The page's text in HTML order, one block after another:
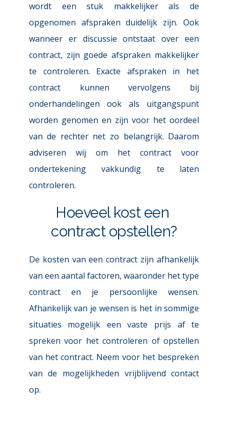
wordt een stuk makkelijker als de
opgenomen afspraken duidelijk zijn. Ook
wanneer er discussie ontstaat over een
contract, zijn goede afspraken makkelijker
te controleren. Exacte afspraken in het
contract kunnen vervolgens bij
onderhandelingen ook als uitgangspunt
worden genomen en zijn voor het oordeel
van de rechter net zo belangrijk. Daarom
adviseren wij om het contract voor
ondertekening vakkundig te laten
controleren.
Hoeveel kost een
contract opstellen?
De kosten van een contract zijn afhankelijk
van een aantal factoren, waaronder het type
contract en je persoonlijke wensen.
Afhankelijk van je wensen is het in sommige
situaties mogelijk een vaste prijs af te
spreken voor het controleren of opstellen
van het contract. Neem voor het bespreken
van de mogelijkheden vrijblijvend contact
op.